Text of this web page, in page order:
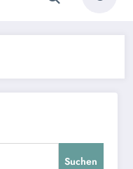
Suchen